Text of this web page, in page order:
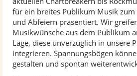
für ein breites Publikum Musik zum
und Abfeiern präsentiert. Wir
Musikwünsche aus dem Publikum
Lage, diese unverzüglich in unsere
integrieren. Spannungsbögen
gestalten und spontan